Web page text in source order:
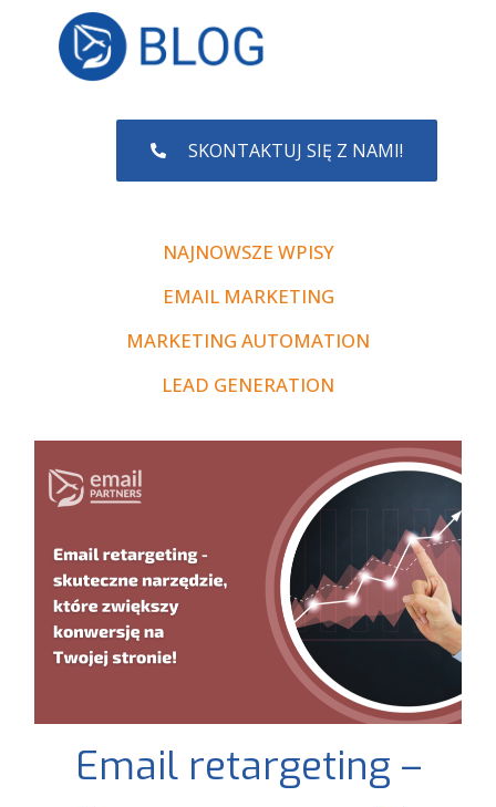
SKONTAKTUJ SIĘ Z NAMI!
NAJNOWSZE WPISY
EMAIL MARKETING
MARKETING AUTOMATION
LEAD GENERATION
Email retargeting –